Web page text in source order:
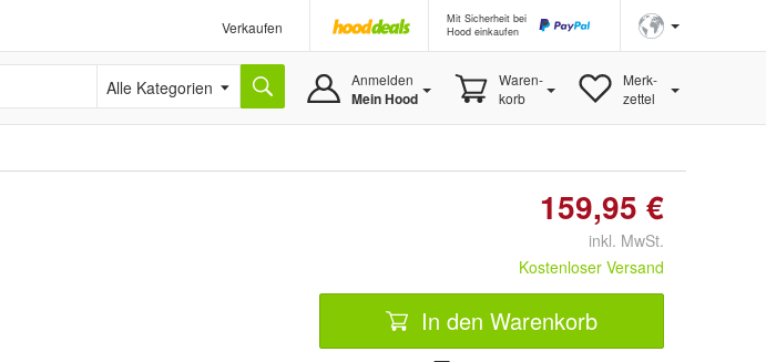
Verkaufen
Mit Sicherheit bei
Hood einkaufen
Alle Kategorien Anmelden
Mein Hood
Waren-
korb
Merk-
zettel
159,95 €
inkl. MwSt.
Kostenloser Versand
In den Warenkorb